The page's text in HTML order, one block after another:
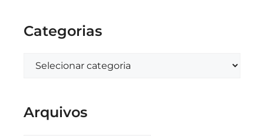
Categorias
Arquivos